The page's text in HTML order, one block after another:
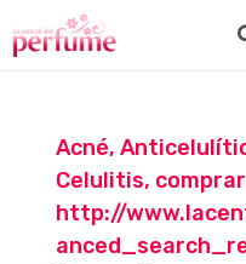
Acné,
Celulitis,
http://